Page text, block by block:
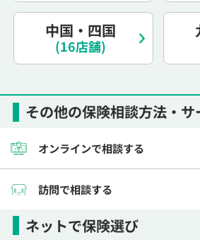
その他の保険相談方法・サ
オンラインで相談する
訪問で相談する
ネットで保険選び
中国・四国
(16店舗)